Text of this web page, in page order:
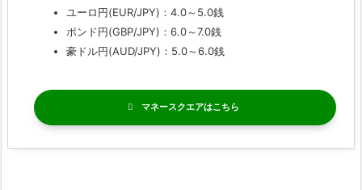
ユーロ円(EUR/JPY)：4.0～5.0銭
ポンド円(GBP/JPY)：6.0～7.0銭
豪ドル円(AUD/JPY)：5.0～6.0銭
マネースクエア